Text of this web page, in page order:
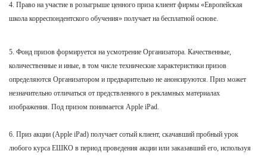
4. Право на участие в розыгрыше ценного приза клиент фирмы «Европейская
школа корреспондентского обучения» получает на бесплатной основе.
5. Фонд призов формируется на усмотрение Организатора. Качественные,
количественные и иные, в том числе технические характеристики призов
определяются Организатором и предварительно не анонсируются. Приз может
незначительно отличаться от предствленного в рекламных материалах
изображения. Под призом понимается Apple iPad.
6. Приз акции (Apple iPad) получает сотый клиент, скачавший пробный урок
любого курса ЕШКО в период проведения акции или заказавший его, используя